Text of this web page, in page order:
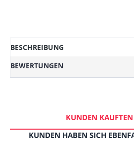
BESCHREIBUNG
BEWERTUNGEN
KUNDEN
KUNDEN HABEN SICH